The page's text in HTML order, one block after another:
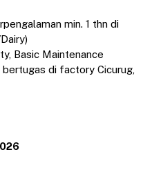
min. 1 thn di
Basic Maintenance
di factory Cicurug,